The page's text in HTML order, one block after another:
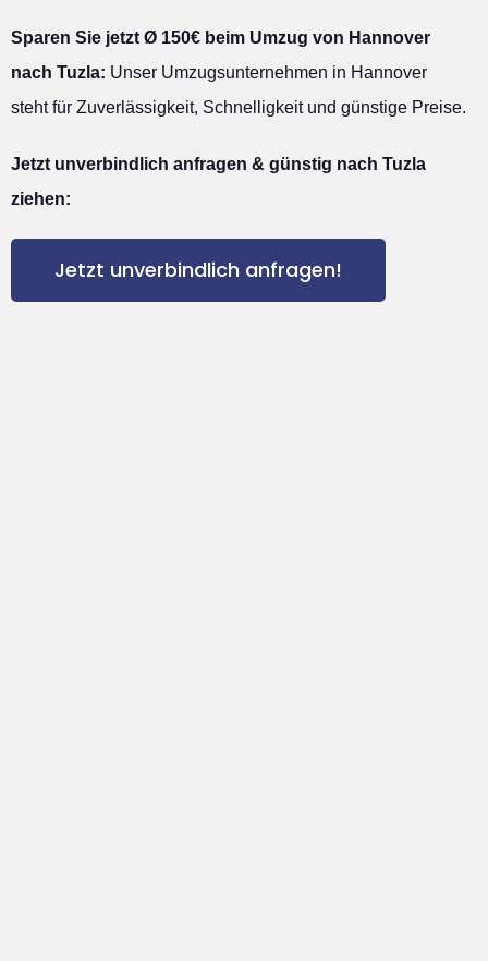
Sparen Sie jetzt Ø 150€ beim Umzug von Hannover
nach Tuzla: Unser Umzugsunternehmen in Hannover
steht für Zuverlässigkeit, Schnelligkeit und günstige Preise.
Jetzt unverbindlich anfragen & günstig nach Tuzla
ziehen:
Jetzt unverbindlich anfragen!